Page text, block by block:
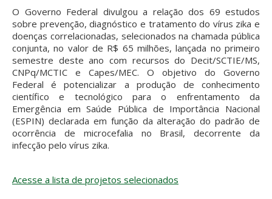
O Governo Federal divulgou a relação dos 69 estudos
sobre prevenção, diagnóstico e tratamento do vírus zika e
doenças correlacionadas, selecionados na chamada pública
conjunta, no valor de R$ 65 milhões, lançada no primeiro
semestre deste ano com recursos do Decit/SCTIE/MS,
CNPq/MCTIC e Capes/MEC. O objetivo do Governo
Federal é potencializar a produção de conhecimento
científico e tecnológico para o enfrentamento da
Emergência em Saúde Pública de Importância Nacional
(ESPIN) declarada em função da alteração do padrão de
ocorrência de microcefalia no Brasil, decorrente da
infecção pelo vírus zika.
Acesse a lista de projetos selecionados